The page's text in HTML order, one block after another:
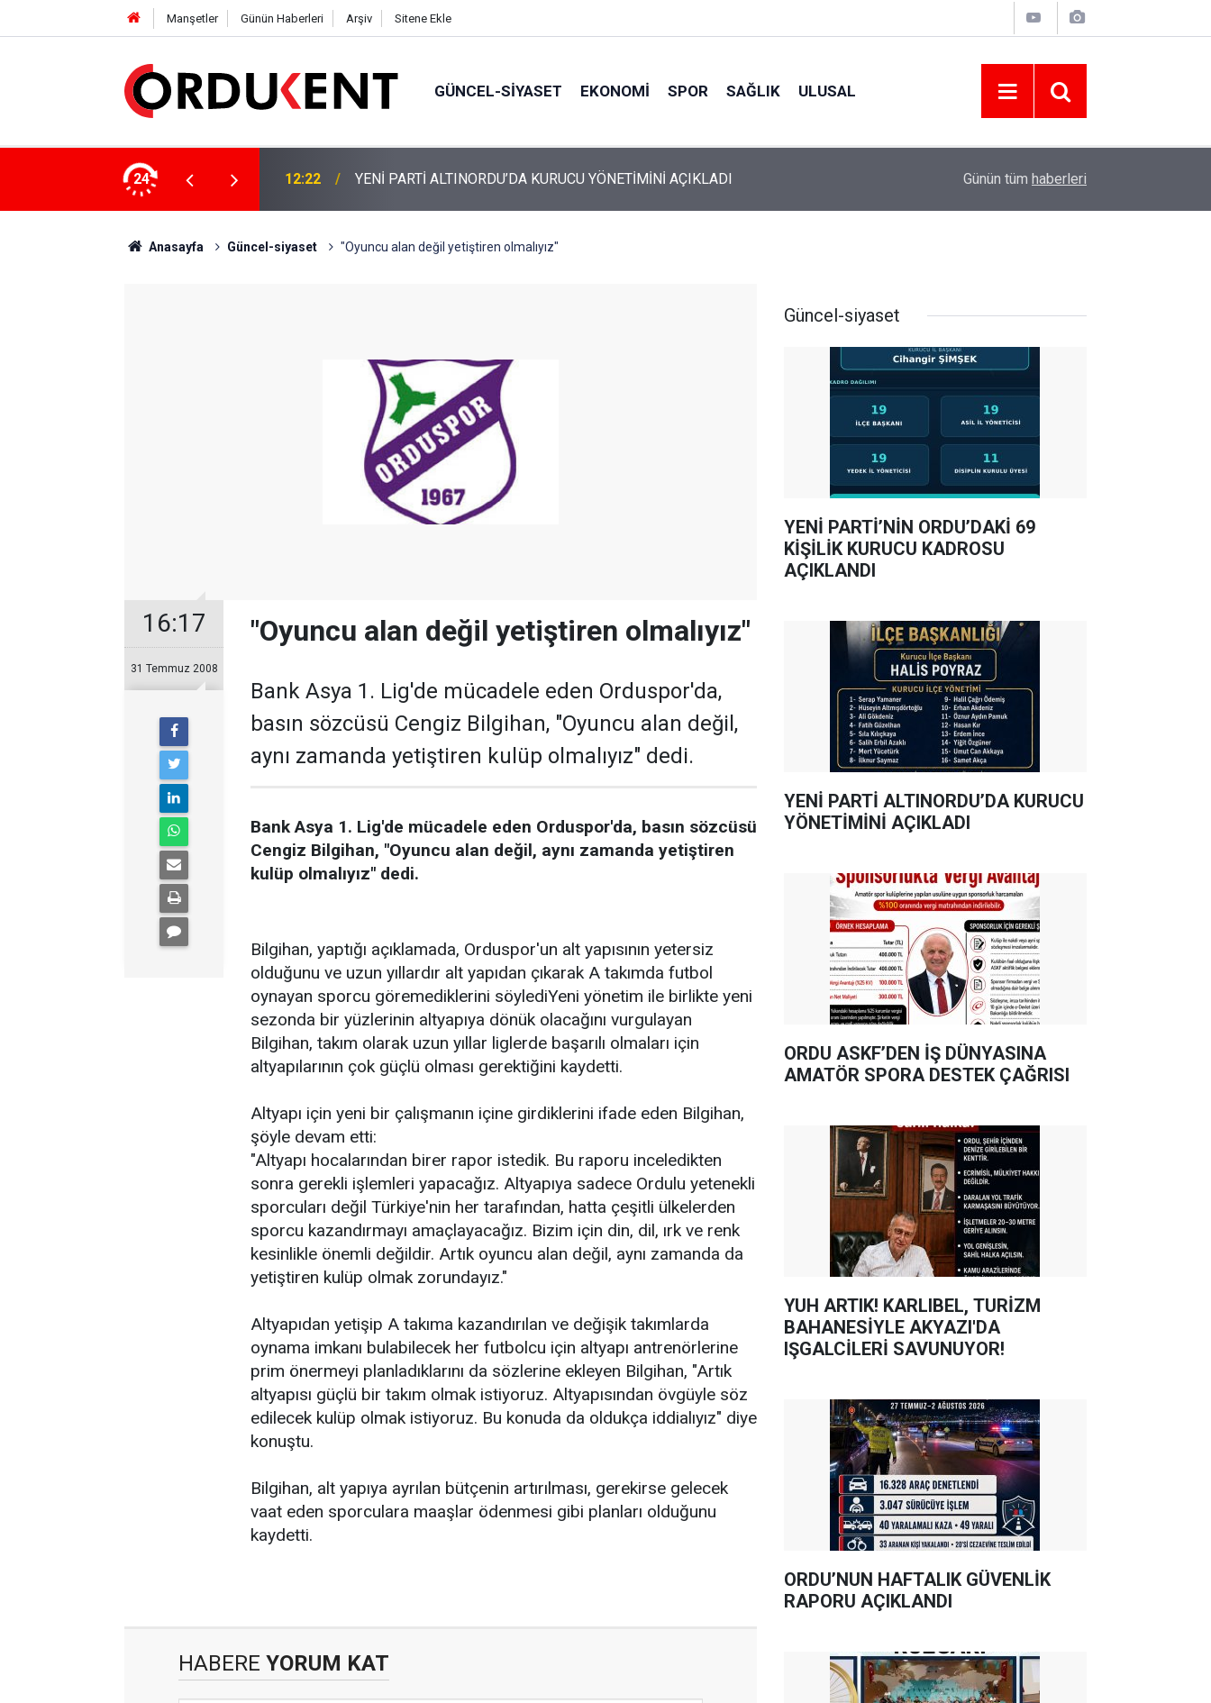
Manşetler Günün Haberleri Arşiv Sitene Ekle
GÜNCEL-SIYASET EKONOMI SPOR SAĞLIK ULUSAL
24
KURUCU KADROSU AÇIKLANDI 12:22 YENİ PARTİ ALTINORDU’DA KURUCU YÖNETİMİNİ AÇIKLADI ORDU ASKF’DEN İŞ DÜNYASINA AMATÖR
Günün tüm haberleri
Anasayfa Güncel-siyaset "Oyuncu alan değil yetiştiren olmalıyız"
16:17
31 Temmuz 2008
"Oyuncu alan değil yetiştiren olmalıyız"
Bank Asya 1. Lig'de mücadele eden Orduspor'da,
basın sözcüsü Cengiz Bilgihan, "Oyuncu alan değil,
aynı zamanda yetiştiren kulüp olmalıyız" dedi.
Bank Asya 1. Lig'de mücadele eden Orduspor'da, basın sözcüsü
Cengiz Bilgihan, "Oyuncu alan değil, aynı zamanda yetiştiren
kulüp olmalıyız" dedi.
Bilgihan, yaptığı açıklamada, Orduspor'un alt yapısının yetersiz
olduğunu ve uzun yıllardır alt yapıdan çıkarak A takımda futbol
oynayan sporcu göremediklerini söylediYeni yönetim ile birlikte yeni
sezonda bir yüzlerinin altyapıya dönük olacağını vurgulayan
Bilgihan, takım olarak uzun yıllar liglerde başarılı olmaları için
altyapılarının çok güçlü olması gerektiğini kaydetti.
Altyapı için yeni bir çalışmanın içine girdiklerini ifade eden Bilgihan,
şöyle devam etti:
"Altyapı hocalarından birer rapor istedik. Bu raporu inceledikten
sonra gerekli işlemleri yapacağız. Altyapıya sadece Ordulu yetenekli
sporcuları değil Türkiye'nin her tarafından, hatta çeşitli ülkelerden
sporcu kazandırmayı amaçlayacağız. Bizim için din, dil, ırk ve renk
kesinlikle önemli değildir. Artık oyuncu alan değil, aynı zamanda da
yetiştiren kulüp olmak zorundayız."
Altyapıdan yetişip A takıma kazandırılan ve değişik takımlarda
oynama imkanı bulabilecek her futbolcu için altyapı antrenörlerine
prim önermeyi planladıklarını da sözlerine ekleyen Bilgihan, "Artık
altyapısı güçlü bir takım olmak istiyoruz. Altyapısından övgüyle söz
edilecek kulüp olmak istiyoruz. Bu konuda da oldukça iddialıyız" diye
konuştu.
Bilgihan, alt yapıya ayrılan bütçenin artırılması, gerekirse gelecek
vaat eden sporculara maaşlar ödenmesi gibi planları olduğunu
kaydetti.
HABERE YORUM KAT
Güncel-siyaset
YENİ PARTİ’NİN ORDU’DAKİ 69
KİŞİLİK KURUCU KADROSU
AÇIKLANDI
YENİ PARTİ ALTINORDU’DA KURUCU
YÖNETİMİNİ AÇIKLADI
ORDU ASKF’DEN İŞ DÜNYASINA
AMATÖR SPORA DESTEK ÇAĞRISI
YUH ARTIK! KARLIBEL, TURİZM
BAHANESİYLE AKYAZI'DA
IŞGALCİLERİ SAVUNUYOR!
ORDU’NUN HAFTALIK GÜVENLİK
RAPORU AÇIKLANDI